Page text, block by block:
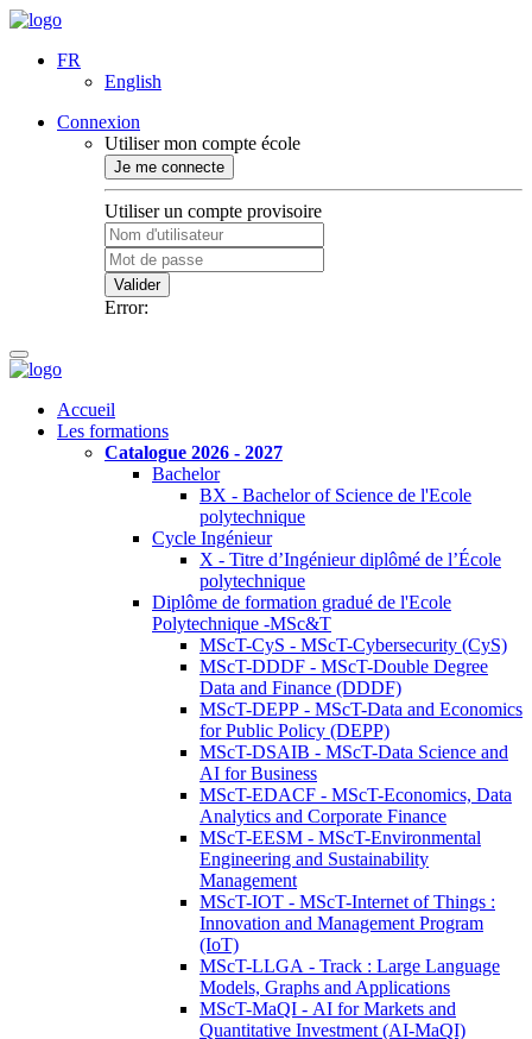
FR
English
Connexion
Utiliser mon compte école
Je me connecte
Utiliser un compte provisoire
Valider
Error:
Accueil
Les formations
Catalogue 2026 - 2027
Bachelor
BX - Bachelor of Science de l'Ecole
polytechnique
Cycle Ingénieur
X - Titre d’Ingénieur diplômé de l’École
polytechnique
Diplôme de formation gradué de l'Ecole
Polytechnique -MSc&T
MScT-CyS - MScT-Cybersecurity (CyS)
MScT-DDDF - MScT-Double Degree
Data and Finance (DDDF)
MScT-DEPP - MScT-Data and Economics
for Public Policy (DEPP)
MScT-DSAIB - MScT-Data Science and
AI for Business
MScT-EDACF - MScT-Economics, Data
Analytics and Corporate Finance
MScT-EESM - MScT-Environmental
Engineering and Sustainability
Management
MScT-IOT - MScT-Internet of Things :
Innovation and Management Program
(IoT)
MScT-LLGA - Track : Large Language
Models, Graphs and Applications
MScT-MaQI - AI for Markets and
Quantitative Investment (AI-MaQI)